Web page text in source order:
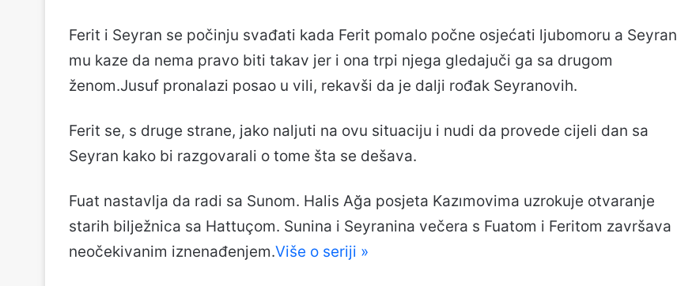
Ferit i Seyran se počinju svađati kada Ferit pomalo počne osjećati ljubomoru a Seyran
mu kaze da nema pravo biti takav jer i ona trpi njega gledajuči ga sa drugom
ženom.Jusuf pronalazi posao u vili, rekavši da je dalji rođak Seyranovih.
Ferit se, s druge strane, jako naljuti na ovu situaciju i nudi da provede cijeli dan sa
Seyran kako bi razgovarali o tome šta se dešava.
Fuat nastavlja da radi sa Sunom. Halis Ağa posjeta Kazımovima uzrokuje otvaranje
starih bilježnica sa Hattuçom. Sunina i Seyranina večera s Fuatom i Feritom završava
neočekivanim iznenađenjem.Više o seriji »